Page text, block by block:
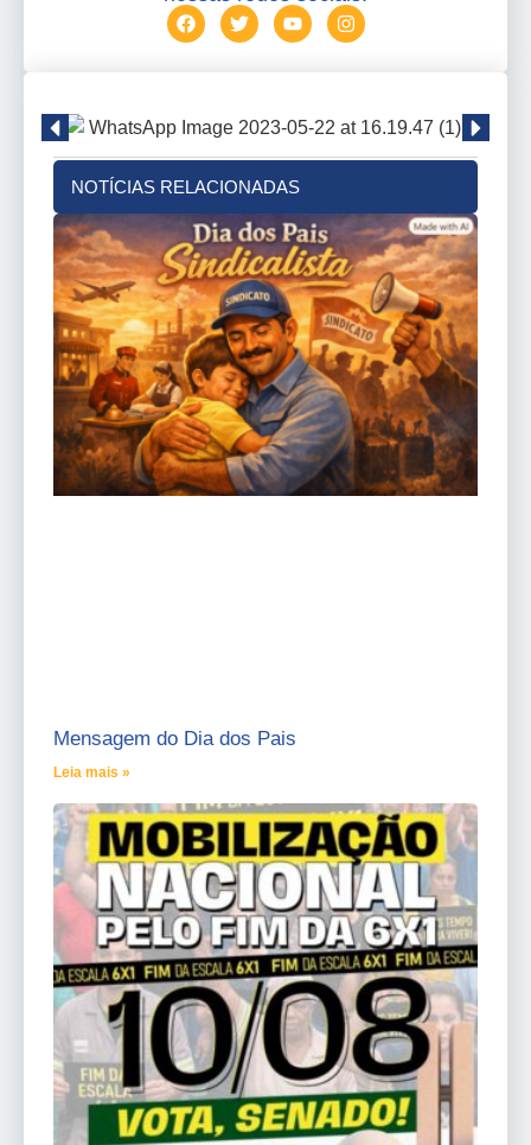
NOTÍCIAS RELACIONADAS
Mensagem do Dia dos Pais
Leia mais »